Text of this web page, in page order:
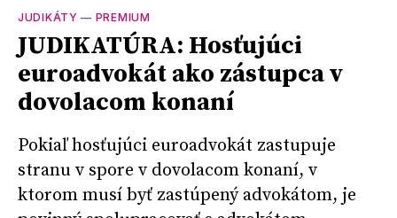
JUDIKÁTY — PREMIUM
JUDIKATÚRA: Hosťujúci
euroadvokát ako zástupca v
dovolacom konaní
Pokiaľ hosťujúci euroadvokát zastupuje
stranu v spore v dovolacom konaní, v
ktorom musí byť zastúpený advokátom, je